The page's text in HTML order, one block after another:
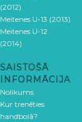
(2012)
Meitenes U-13 (2013)
Meitenes U-12
(2014)
SAISTOŠĀ
INFORMĀCIJA
Nolikums
Kur trenēties
handbolā?